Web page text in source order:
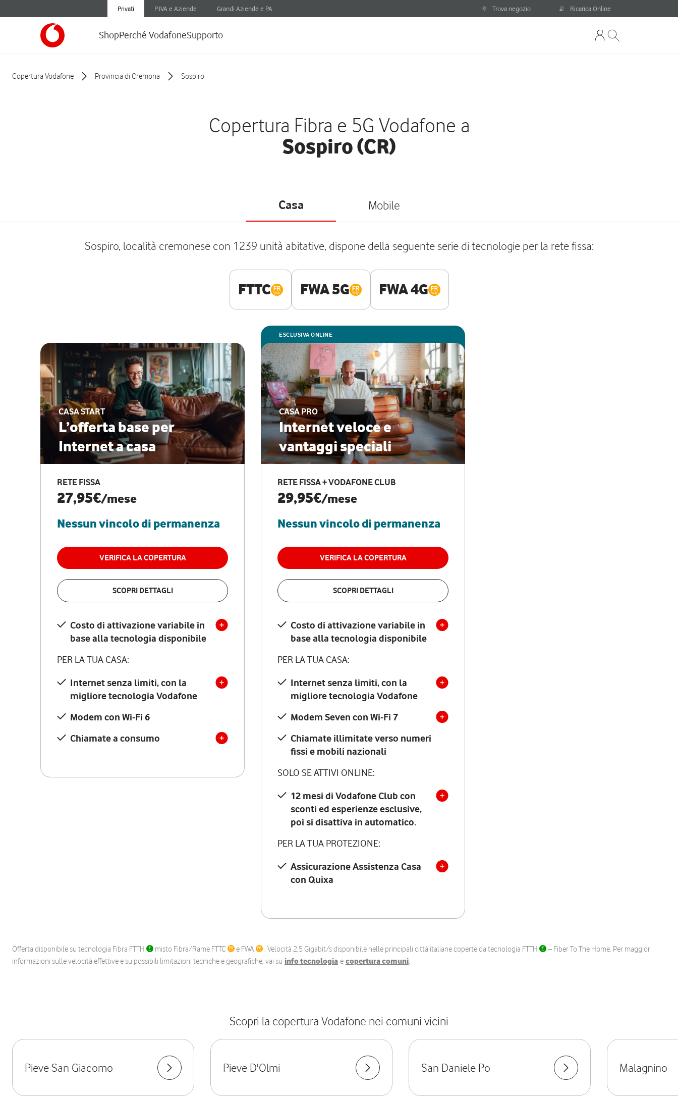
Privati P.IVA e Aziende Grandi Aziende e PA Trova negozio Ricarica Online
ShopPerché VodafoneSupporto
Copertura Vodafone Provincia di Cremona Sospiro
Copertura Fibra e 5G Vodafone a
Sospiro (CR)
Casa Mobile
Sospiro, località cremonese con 1239 unità abitative, dispone della seguente serie di tecnologie per la rete fissa:
FTTC FWA 5G FWA 4G
CASA START
L’offerta base per
Internet a casa
RETE FISSA
27,95€/mese
Nessun vincolo di permanenza
VERIFICA LA COPERTURA
SCOPRI DETTAGLI
Costo di attivazione variabile in
base alla tecnologia disponibile
PER LA TUA CASA:
Internet senza limiti, con la
migliore tecnologia Vodafone
Modem con Wi-Fi 6
Chiamate a consumo
ESCLUSIVA ONLINE
CASA PRO
Internet veloce e
vantaggi speciali
RETE FISSA + VODAFONE CLUB
29,95€/mese
Nessun vincolo di permanenza
VERIFICA LA COPERTURA
SCOPRI DETTAGLI
Costo di attivazione variabile in
base alla tecnologia disponibile
PER LA TUA CASA:
Internet senza limiti, con la
migliore tecnologia Vodafone
Modem Seven con Wi-Fi 7
Chiamate illimitate verso numeri
fissi e mobili nazionali
SOLO SE ATTIVI ONLINE:
12 mesi di Vodafone Club con
sconti ed esperienze esclusive,
poi si disattiva in automatico.
PER LA TUA PROTEZIONE:
Assicurazione Assistenza Casa
con Quixa
Offerta disponibile su tecnologia Fibra FTTH misto Fibra/Rame FTTC e FWA . Velocità 2,5 Gigabit/s disponibile nelle principali città italiane coperte da tecnologia FTTH
– Fiber To The Home. Per maggiori
informazioni sulle velocità effettive e su possibili limitazioni tecniche e geografiche, vai su info tecnologia e copertura comuni.
Scopri la copertura Vodafone nei comuni vicini
Pieve San Giacomo Pieve D'Olmi San Daniele Po Malagnino